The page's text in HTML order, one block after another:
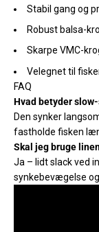
Stabil gang og
Robust balsa-
Skarpe VMC-
Velegnet til
FAQ
Hvad betyder
Den synker
fastholde fisken
Skal jeg bruge
Ja – lidt slack ved
synkebevægelse